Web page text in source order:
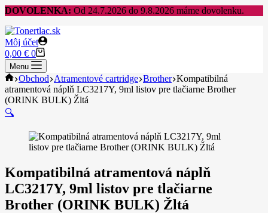
DOVOLENKA: Od 24.7.2026 do 9.8.2026 máme dovolenku.
Môj účet
Shopping
cart
0,00 € 0
Menu
Home
Obchod Atramentové cartridge Brother Kompatibilná
atramentová náplň LC3217Y, 9ml listov pre tlačiarne Brother
(ORINK BULK) Žltá
🔍
Kompatibilná atramentová náplň
LC3217Y, 9ml listov pre tlačiarne
Brother (ORINK BULK) Žltá